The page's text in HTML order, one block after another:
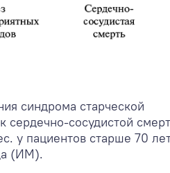
синдрома старческой
сердечно-сосудистой
у пациентов старше 70
(ИМ).